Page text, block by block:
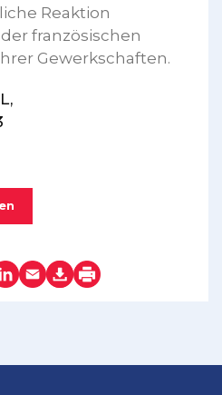
Reaktion
französischen
Gewerkschaften.